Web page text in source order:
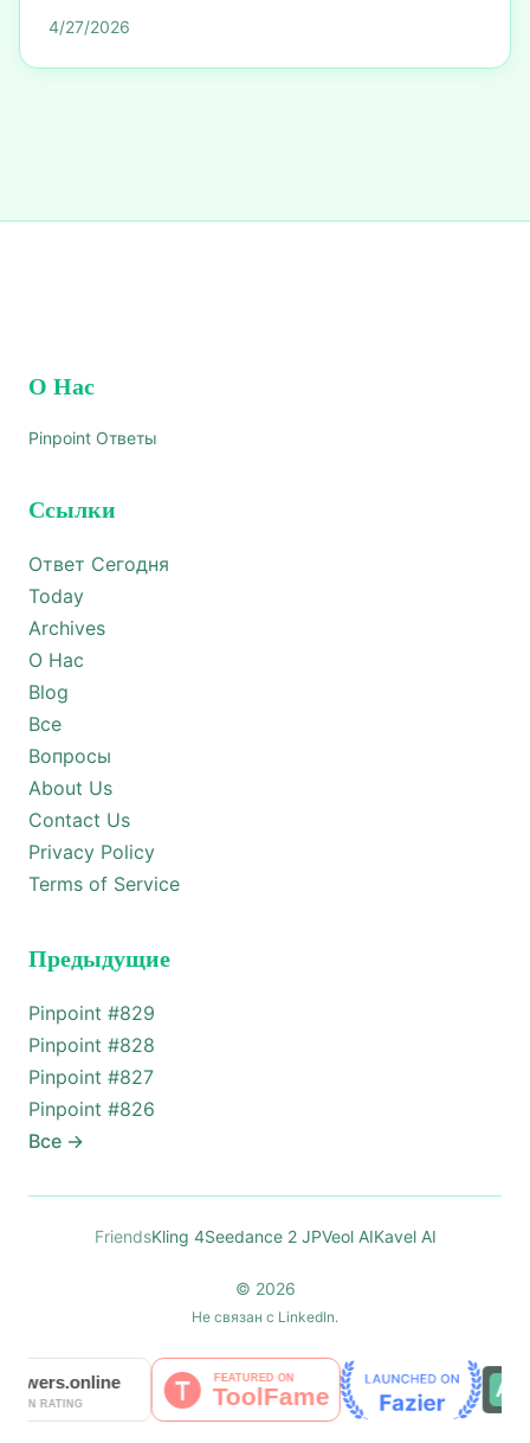
4/27/2026
О Нас
Pinpoint Ответы
Ссылки
Ответ Сегодня
Today
Archives
О Нас
Blog
Все
Вопросы
About Us
Contact Us
Privacy Policy
Terms of Service
Предыдущие
Pinpoint #829
Pinpoint #828
Pinpoint #827
Pinpoint #826
Все →
FriendsKling 4Seedance 2 JPVeol AIKavel AI
© 2026
Не связан с LinkedIn.